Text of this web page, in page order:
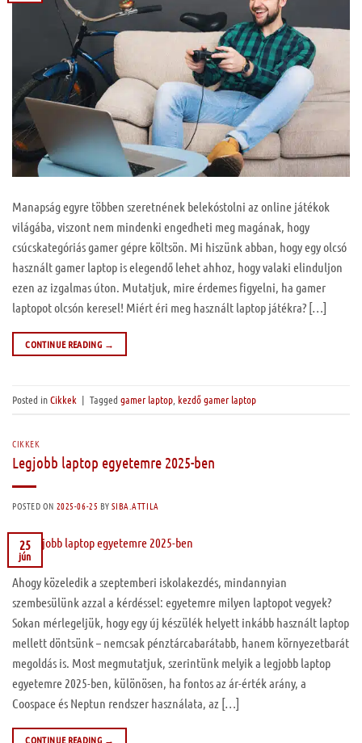
Manapság egyre többen szeretnének belekóstolni az online játékok
világába, viszont nem mindenki engedheti meg magának, hogy
csúcskategóriás gamer gépre költsön. Mi hiszünk abban, hogy egy olcsó
használt gamer laptop is elegendő lehet ahhoz, hogy valaki elinduljon
ezen az izgalmas úton. Mutatjuk, mire érdemes figyelni, ha gamer
laptopot olcsón keresel! Miért éri meg használt laptop játékra? […]
CONTINUE READING →
Posted inCikkek | Tagged gamer laptop kezdő gamer laptop
CIKKEK
Legjobb laptop egyetemre 2025-ben
POSTED ON 2025-06-25 BYSIBA.ATTILA
25
jún
Ahogy közeledik a szeptemberi iskolakezdés, mindannyian
szembesülünk azzal a kérdéssel: egyetemre milyen laptopot vegyek?
Sokan mérlegeljük, hogy egy új készülék helyett inkább használt laptop
mellett döntsünk – nemcsak pénztárcabarátabb, hanem környezetbarát
megoldás is. Most megmutatjuk, szerintünk melyik a legjobb laptop
egyetemre 2025-ben, különösen, ha fontos az ár-érték arány, a
Coospace és Neptun rendszer használata, az […]
CONTINUE READING →